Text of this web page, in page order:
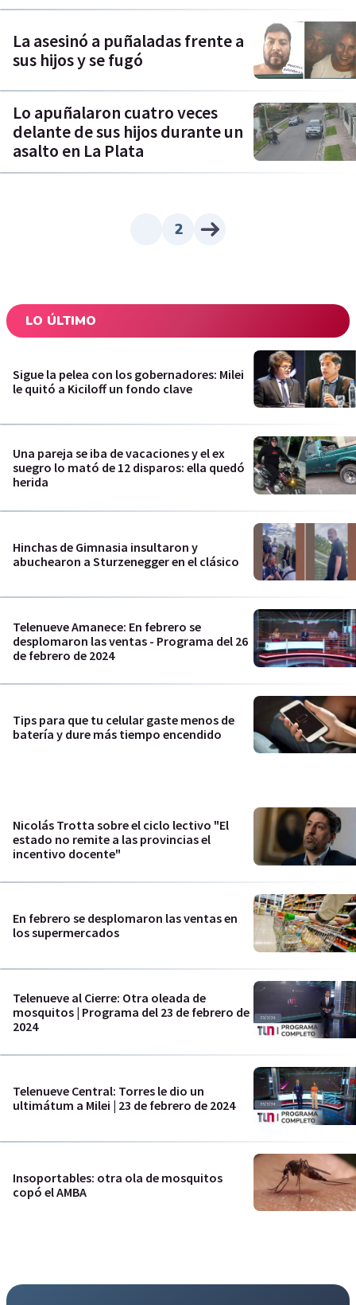
La asesinó a puñaladas frente a
sus hijos y se fugó
Lo apuñalaron cuatro veces
delante de sus hijos durante un
asalto en La Plata
2
LO ÚLTIMO
Sigue la pelea con los gobernadores: Milei
le quitó a Kiciloff un fondo clave
Una pareja se iba de vacaciones y el ex
suegro lo mató de 12 disparos: ella quedó
herida
Hinchas de Gimnasia insultaron y
abuchearon a Sturzenegger en el clásico
Telenueve Amanece: En febrero se
desplomaron las ventas - Programa del 26
de febrero de 2024
Tips para que tu celular gaste menos de
batería y dure más tiempo encendido
Nicolás Trotta sobre el ciclo lectivo "El
estado no remite a las provincias el
incentivo docente"
En febrero se desplomaron las ventas en
los supermercados
Telenueve al Cierre: Otra oleada de
mosquitos | Programa del 23 de febrero de
2024
Telenueve Central: Torres le dio un
ultimátum a Milei | 23 de febrero de 2024
Insoportables: otra ola de mosquitos
copó el AMBA